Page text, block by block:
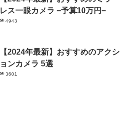
レス一眼カメラ −予算10万円−
4943
【2024年最新】おすすめのアクシ
ョンカメラ 5選
3601